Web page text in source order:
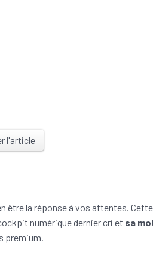
l'article
être la réponse à vos attentes.
numérique dernier cri et sa
premium.